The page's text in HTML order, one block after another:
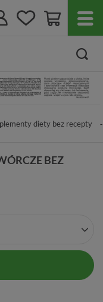
diety bez recepty
BEZ